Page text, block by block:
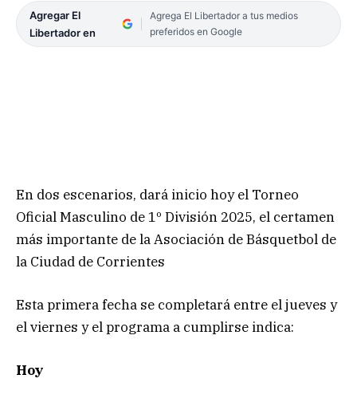
Agregar El
Libertador en
Agrega El Libertador a tus medios
preferidos en Google
En dos escenarios, dará inicio hoy el Torneo
Oficial Masculino de 1º División 2025, el certamen
más importante de la Asociación de Básquetbol de
la Ciudad de Corrientes
Esta primera fecha se completará entre el jueves y
el viernes y el programa a cumplirse indica:
Hoy